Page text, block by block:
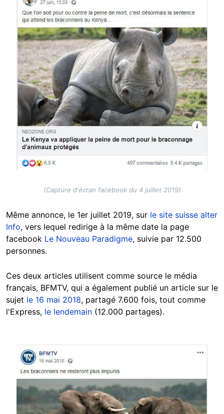
(Capture d'écran facebook du 4 juillet 2019)
Même annonce, le 1er juillet 2019, sur le site suisse alter
Info, vers lequel redirige à la même date la page
facebook Le Nouveau Paradigme, suivie par 12.500
personnes.
Ces deux articles utilisent comme source le média
français, BFMTV, qui a également publié un article sur le
sujet le 16 mai 2018, partagé 7.600 fois, tout comme
l'Express, le lendemain (12.000 partages).
Image